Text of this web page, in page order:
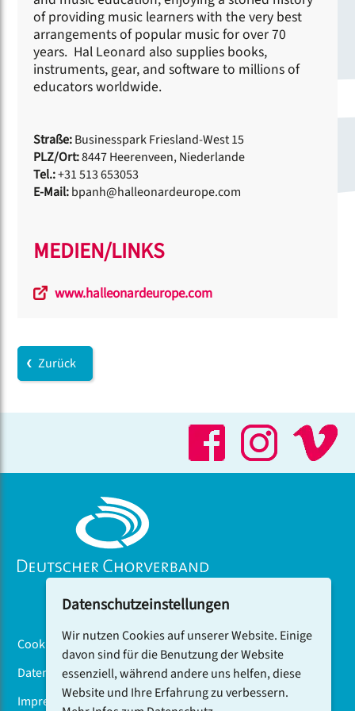
of providing music learners with the very best
arrangements of popular music for over 70
years. Hal Leonard also supplies books,
instruments, gear, and software to millions of
educators worldwide.
Straße:Businesspark Friesland-West 15
PLZ/Ort:8447 Heerenveen, Niederlande
Tel.:+31 513 653053
E-Mail:bpanh@halleonardeurope.com
MEDIEN/LINKS
www.halleonardeurope.com
Zurück
Cookiebanner
Datenschutz
Impressum
Datenschutzeinstellungen
Wir nutzen Cookies auf unserer Website. Einige
davon sind für die Benutzung der Website
essenziell, während andere uns helfen, diese
Website und Ihre Erfahrung zu verbessern.